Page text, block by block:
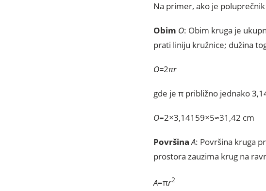
Na primer, ako je
Obim O: Obim kruga je
prati liniju kružnice; dužina
O=2πr
gde je π približno jednako
O=2×3,14159×5≈31,42 cm
PovršinaA: Površina kruga
prostora zauzima krug na
A=πr2